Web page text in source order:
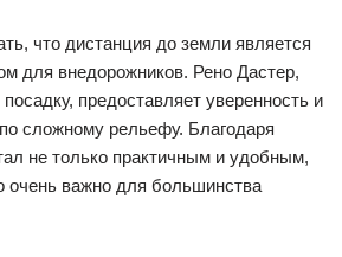
что дистанция до земли является
для внедорожников. Рено Дастер,
предоставляет уверенность и
сложному рельефу. Благодаря
не только практичным и удобным,
очень важно для большинства